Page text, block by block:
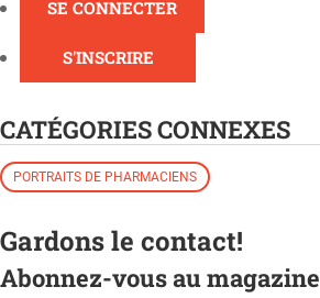
SE CONNECTER
S'INSCRIRE
CATÉGORIES CONNEXES
PORTRAITS DE PHARMACIENS
Gardons le contact!
Abonnez-vous au magazine